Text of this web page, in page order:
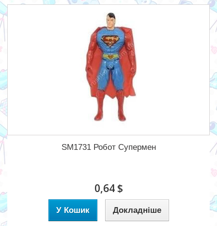
SM1731 Робот Супермен
0,64 $
У Кошик Докладніше